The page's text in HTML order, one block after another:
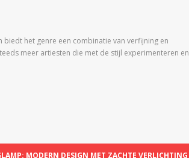
het genre een combinatie van verfijning en
meer artiesten die met de stijl experimenteren en
MODERN DESIGN MET ZACHTE VERLICHTING